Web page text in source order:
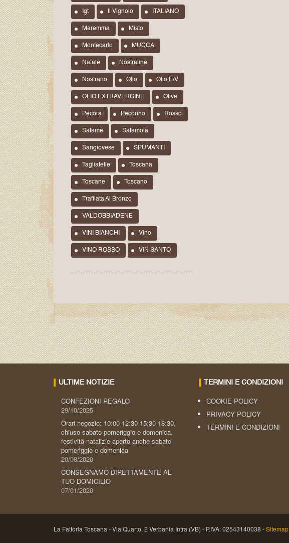
Igt Il Vignolo ITALIANO
Maremma Misto
Montecarlo MUCCA
Natale Nostraline
Nostrano Olio Olio E/v
OLIO EXTRAVERGINE Olive
Pecora Pecorino Rosso
Salame Salamoia
Sangiovese SPUMANTI
Tagliatelle Toscana
Toscane Toscano
Trafilata Al Bronzo
VALDOBBIADENE
VINI BIANCHI Vino
VINO ROSSO VIN SANTO
ULTIME NOTIZIE
CONFEZIONI REGALO
29/10/2025
Orari negozio: 10:00-12:30 15:30-18:30,
chiuso sabato pomeriggio e domenica,
festività natalizie aperto anche sabato
pomeriggio e domenica
20/08/2020
CONSEGNAMO DIRETTAMENTE AL
TUO DOMICILIO
07/01/2020
TERMINI E CONDIZIONI
COOKIE POLICY
PRIVACY POLICY
TERMINI E CONDIZIONI
La Fattoria Toscana - Via Quarto, 2 Verbania Intra (VB) - P.IVA: 02543140038 -Sitemap